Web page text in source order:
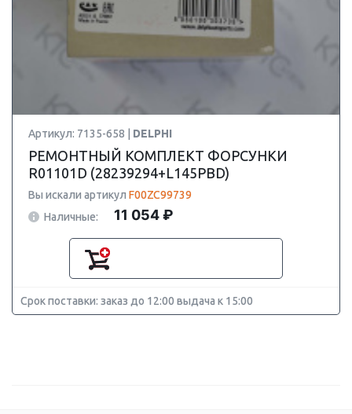
Артикул: 7135-658 | DELPHI
РЕМОНТНЫЙ КОМПЛЕКТ ФОРСУНКИ
R01101D (28239294+L145PBD)
Вы искали артикул F00ZC99739
Наличные:
11 054 ₽
Срок поставки: заказ до 12:00 выдача к 15:00